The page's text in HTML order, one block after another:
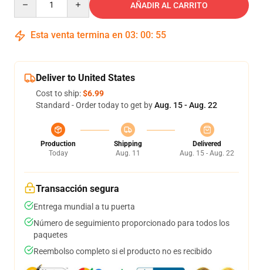
AÑADIR AL CARRITO
Esta venta termina en 03: 00: 54
Deliver to United States
Cost to ship:$6.99
Standard - Order today to get byAug. 15 - Aug. 22
Production
Today
Shipping
Aug. 11
Delivered
Aug. 15 - Aug. 22
Transacción segura
Entrega mundial a tu puerta
Número de seguimiento proporcionado para todos los
paquetes
Reembolso completo si el producto no es recibido